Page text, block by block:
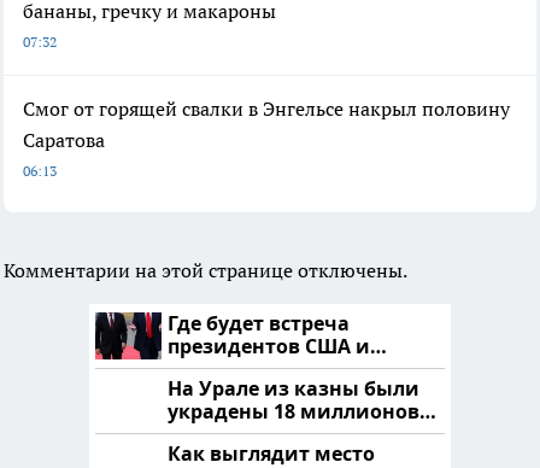
бананы, гречку и макароны
07:32
Смог от горящей свалки в Энгельсе накрыл половину
Саратова
06:13
Комментарии на этой странице отключены.
Где будет встреча
президентов США и
России: Европа?
На Урале из казны были
украдены 18 миллионов
рублей
Как выглядит место